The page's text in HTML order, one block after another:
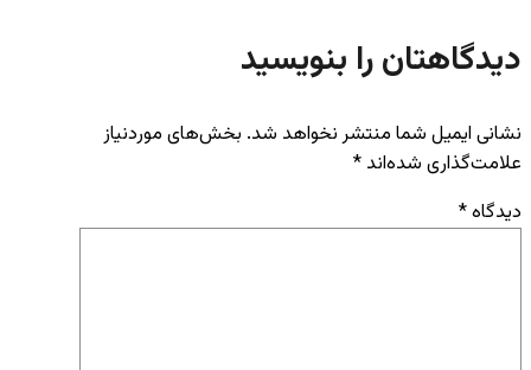
دیدگاهتان را بنویسید
نشانی ایمیل شما منتشر نخواهد شد. بخش‌های موردنیاز
علامت‌گذاری شده‌اند *
دیدگاه*